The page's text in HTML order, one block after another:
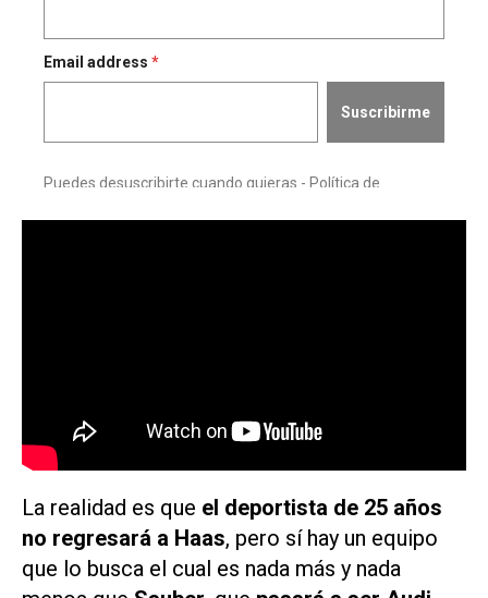
La realidad es que el deportista de 25 años
no regresará a Haas, pero sí hay un equipo
que lo busca el cual es nada más y nada